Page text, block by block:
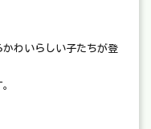
かわいらしい子たちが登